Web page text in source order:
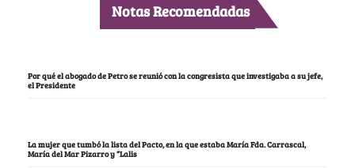
Notas Recomendadas
Por qué el abogado de Petro se reunió con la congresista que investigaba a su jefe,
el Presidente
La mujer que tumbó la lista del Pacto, en la que estaba María Fda. Carrascal,
María del Mar Pizarro y “Lalis